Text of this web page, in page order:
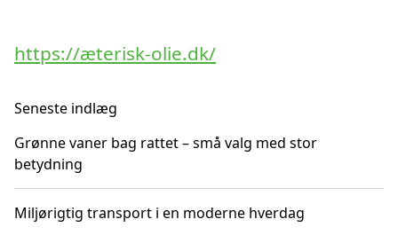
https://æterisk-olie.dk/
Seneste indlæg
Grønne vaner bag rattet – små valg med stor
betydning
Miljørigtig transport i en moderne hverdag